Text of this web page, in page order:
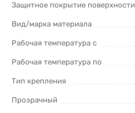
Защитное покрытие поверхности
Вид/марка материала
Рабочая температура с
Рабочая температура по
Тип крепления
Прозрачный